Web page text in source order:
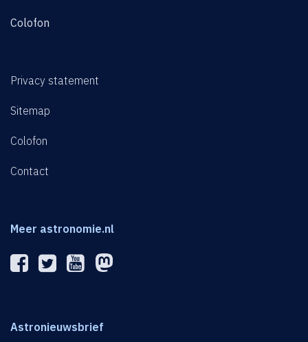
Colofon
Privacy statement
Sitemap
Colofon
Contact
Meer astronomie.nl
Astronieuwsbrief